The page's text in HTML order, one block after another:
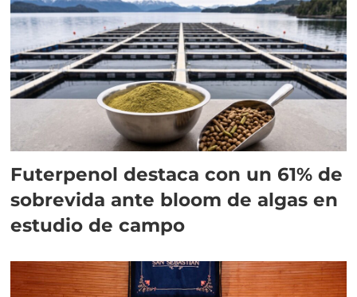
Futerpenol destaca con un 61% de
sobrevida ante bloom de algas en
estudio de campo